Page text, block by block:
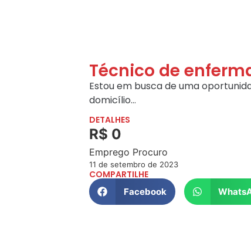
Técnico de
Estou em busca de uma
domicílio…
DETALHES
R$ 0
Emprego Procuro
11 de setembro de 2023
COMPARTILHE
Facebook